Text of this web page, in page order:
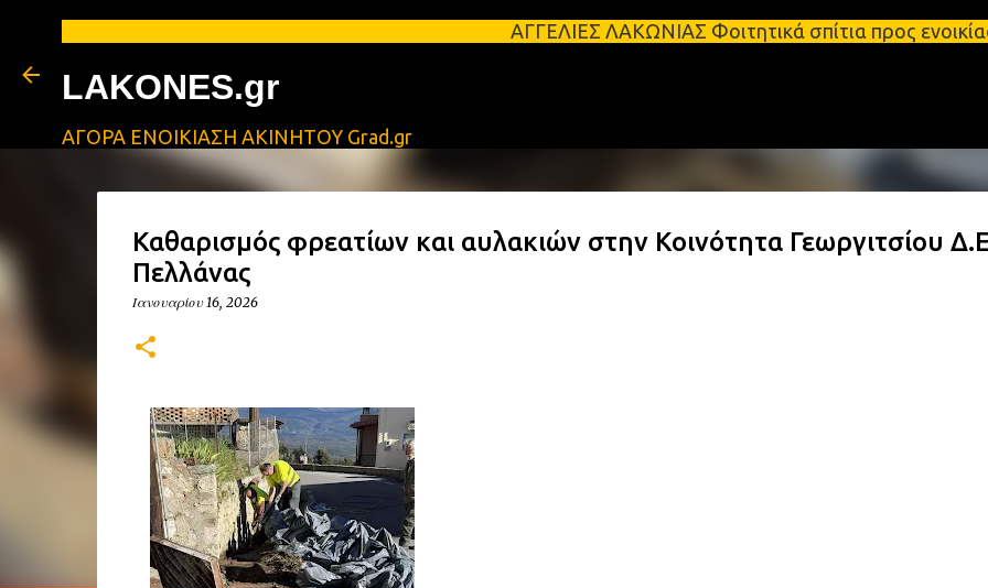
Μετάβαση στο κύριο περιεχόμενο
ΑΓΓΕΛΙΕΣ ΛΑΚΩΝΙΑΣ Φοιτητικά σπίτια προς ενοικίαση στη
LAKONES.gr
ΑΓΟΡΑ ΕΝΟΙΚΙΑΣΗ ΑΚΙΝΗΤΟΥ Grad.gr
Καθαρισμός φρεατίων και αυλακιών στην Κοινότητα Γεωργιτσίου
Πελλάνας
Ιανουαρίου 16, 2026